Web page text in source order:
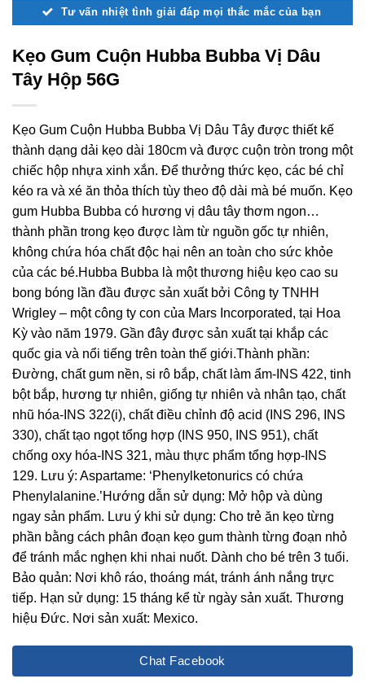
Tư vấn nhiệt tình giải đáp mọi thắc mắc của bạn
Kẹo Gum Cuộn Hubba Bubba Vị Dâu
Tây Hộp 56G
Kẹo Gum Cuộn Hubba Bubba Vị Dâu Tây được thiết kế
thành dạng dải kẹo dài 180cm và được cuộn tròn trong một
chiếc hộp nhựa xinh xắn. Để thưởng thức kẹo, các bé chỉ
kéo ra và xé ăn thỏa thích tùy theo độ dài mà bé muốn. Kẹo
gum Hubba Bubba có hương vị dâu tây thơm ngon…
thành phần trong kẹo được làm từ nguồn gốc tự nhiên,
không chứa hóa chất độc hại nên an toàn cho sức khỏe
của các bé.Hubba Bubba là một thương hiệu kẹo cao su
bong bóng lần đầu được sản xuất bởi Công ty TNHH
Wrigley – một công ty con của Mars Incorporated, tại Hoa
Kỳ vào năm 1979. Gần đây được sản xuất tại khắp các
quốc gia và nổi tiếng trên toàn thế giới.Thành phần:
Đường, chất gum nền, si rô bắp, chất làm ẩm-INS 422, tinh
bột bắp, hương tự nhiên, giống tự nhiên và nhân tạo, chất
nhũ hóa-INS 322(i), chất điều chỉnh độ acid (INS 296, INS
330), chất tạo ngọt tổng hợp (INS 950, INS 951), chất
chống oxy hóa-INS 321, màu thực phẩm tổng hợp-INS
129. Lưu ý: Aspartame: ‘Phenylketonurics có chứa
Phenylalanine.’Hướng dẫn sử dụng: Mở hộp và dùng
ngay sản phẩm. Lưu ý khi sử dụng: Cho trẻ ăn kẹo từng
phần bằng cách phân đoạn kẹo gum thành từng đoạn nhỏ
để tránh mắc nghẹn khi nhai nuốt. Dành cho bé trên 3 tuổi.
Bảo quản: Nơi khô ráo, thoáng mát, tránh ánh nắng trực
tiếp. Hạn sử dụng: 15 tháng kể từ ngày sản xuất. Thương
hiệu Đức. Nơi sản xuất: Mexico.
Chat Facebook